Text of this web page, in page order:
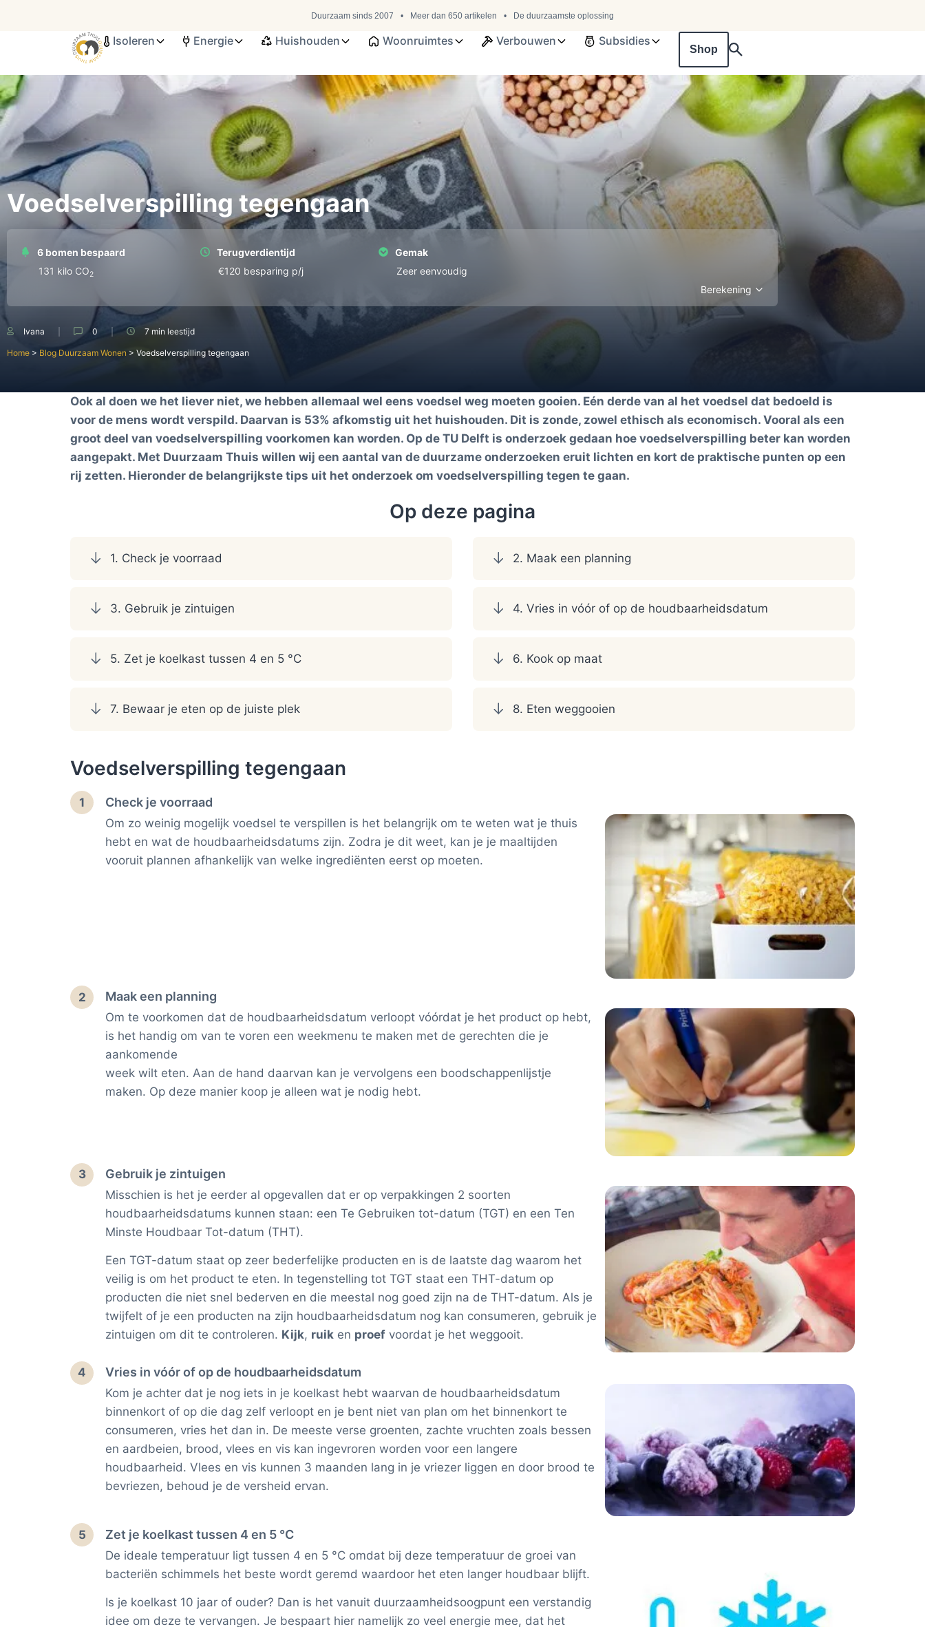
Duurzaam sinds 2007 Meer dan 650 artikelen De duurzaamste oplossing
Isoleren Energie Huishouden Woonruimtes Verbouwen Subsidies
Shop
Voedselverspilling tegengaan
6 bomen bespaard
131 kilo СО2
Terugverdientijd
€120 besparing p/j
Gemak
Zeer eenvoudig
Berekening
Ivana 0 7 min leestijd
Home > Blog Duurzaam Wonen > Voedselverspilling tegengaan
Ook al doen we het liever niet, we hebben allemaal wel eens voedsel weg moeten gooien. Eén derde van al het voedsel dat bedoeld is
voor de mens wordt verspild. Daarvan is 53% afkomstig uit het huishouden. Dit is zonde, zowel ethisch als economisch. Vooral als een
groot deel van voedselverspilling voorkomen kan worden. Op de TU Delft is onderzoek gedaan hoe voedselverspilling beter kan worden
aangepakt. Met Duurzaam Thuis willen wij een aantal van de duurzame onderzoeken eruit lichten en kort de praktische punten op een
rij zetten. Hieronder de belangrijkste tips uit het onderzoek om voedselverspilling tegen te gaan.
Op deze pagina
1. Check je voorraad 2. Maak een planning
3. Gebruik je zintuigen 4. Vries in vóór of op de houdbaarheidsdatum
5. Zet je koelkast tussen 4 en 5 °C 6. Kook op maat
7. Bewaar je eten op de juiste plek 8. Eten weggooien
Voedselverspilling tegengaan
1 Check je voorraad
Om zo weinig mogelijk voedsel te verspillen is het belangrijk om te weten wat je thuis
hebt en wat de houdbaarheidsdatums zijn. Zodra je dit weet, kan je je maaltijden
vooruit plannen afhankelijk van welke ingrediënten eerst op moeten.
2 Maak een planning
Om te voorkomen dat de houdbaarheidsdatum verloopt vóórdat je het product op hebt,
is het handig om van te voren een weekmenu te maken met de gerechten die je
aankomende
week wilt eten. Aan de hand daarvan kan je vervolgens een boodschappenlijstje
maken. Op deze manier koop je alleen wat je nodig hebt.
3 Gebruik je zintuigen
Misschien is het je eerder al opgevallen dat er op verpakkingen 2 soorten
houdbaarheidsdatums kunnen staan: een Te Gebruiken tot-datum (TGT) en een Ten
Minste Houdbaar Tot-datum (THT).
Een TGT-datum staat op zeer bederfelijke producten en is de laatste dag waarom het
veilig is om het product te eten. In tegenstelling tot TGT staat een THT-datum op
producten die niet snel bederven en die meestal nog goed zijn na de THT-datum. Als je
twijfelt of je een producten na zijn houdbaarheidsdatum nog kan consumeren, gebruik je
zintuigen om dit te controleren. Kijk, ruik en proef voordat je het weggooit.
4 Vries in vóór of op de houdbaarheidsdatum
Kom je achter dat je nog iets in je koelkast hebt waarvan de houdbaarheidsdatum
binnenkort of op die dag zelf verloopt en je bent niet van plan om het binnenkort te
consumeren, vries het dan in. De meeste verse groenten, zachte vruchten zoals bessen
en aardbeien, brood, vlees en vis kan ingevroren worden voor een langere
houdbaarheid. Vlees en vis kunnen 3 maanden lang in je vriezer liggen en door brood te
bevriezen, behoud je de versheid ervan.
5 Zet je koelkast tussen 4 en 5 °C
De ideale temperatuur ligt tussen 4 en 5 °C omdat bij deze temperatuur de groei van
bacteriën schimmels het beste wordt geremd waardoor het eten langer houdbaar blijft.
Is je koelkast 10 jaar of ouder? Dan is het vanuit duurzaamheidsoogpunt een verstandig
idee om deze te vervangen. Je bespaart hier namelijk zo veel energie mee, dat het